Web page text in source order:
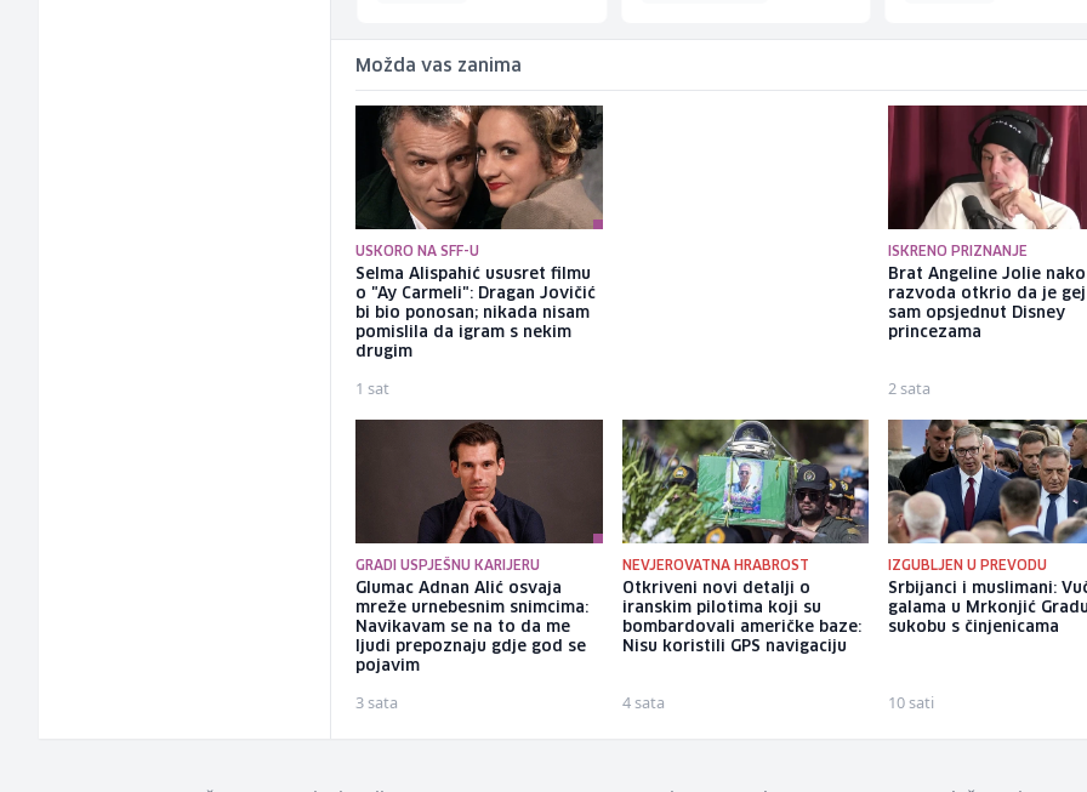
Možda vas zanima
USKORO NA SFF-U
Selma Alispahić ususret filmu
o "Ay Carmeli": Dragan Jovičić
bi bio ponosan; nikada nisam
pomislila da igram s nekim
drugim
1 sat
ISKRENO PRIZNANJE
Brat Angeline Jolie
razvoda otkrio da je
sam opsjednut Disney
princezama
2 sata
GRADI USPJEŠNU KARIJERU
Glumac Adnan Alić osvaja
mreže urnebesnim snimcima:
Navikavam se na to da me
ljudi prepoznaju gdje god se
pojavim
3 sata
NEVJEROVATNA HRABROST
Otkriveni novi detalji o
iranskim pilotima koji su
bombardovali američke baze:
Nisu koristili GPS navigaciju
4 sata
IZGUBLJEN U PREVODU
Srbijanci i muslimani:
galama u Mrkonjić
sukobu s činjenicama
10 sati